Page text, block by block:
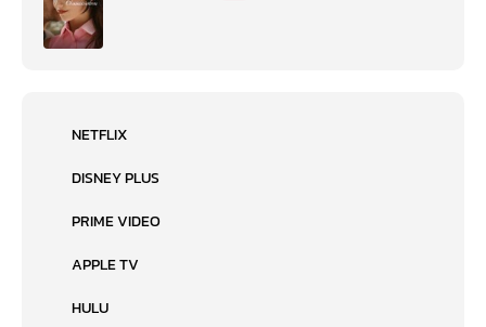
NETFLIX
DISNEY PLUS
PRIME VIDEO
APPLE TV
HULU